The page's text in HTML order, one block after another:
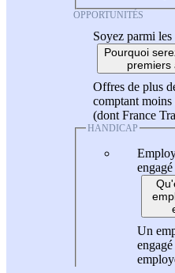
OPPORTUNITÉS
Soyez parmi
Pourquoi
premiers
Offres de plus
comptant moins
(dont France
HANDICAP
engagé
Un